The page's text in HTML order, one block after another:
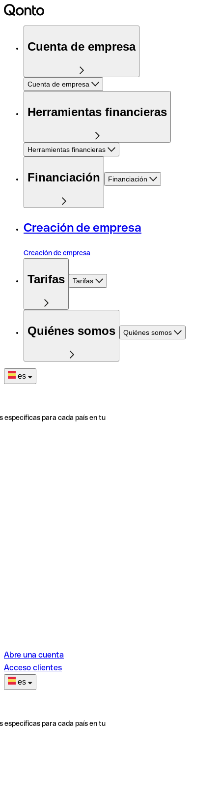
Cuenta de empresa
Cuenta de empresa
Herramientas financieras
Herramientas financieras
Financiación Financiación
Creación de empresa
Creación de empresa
Tarifas Tarifas
Quiénes somos Quiénes somos
es
específicas para cada país en tu
Abre una cuenta
Acceso clientes
es
específicas para cada país en tu